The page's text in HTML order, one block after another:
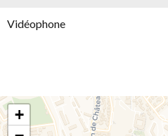
Vidéophone
+